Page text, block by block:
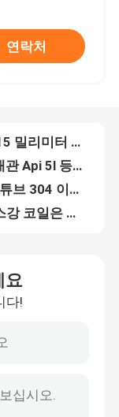
연락처
50x50 40 Ｘ 40 20x20 앵글 스틸 단면 연강 Ｌ 형상 Q195 Q420
유연한 알루니늄 합금 시트 플레이트 GB JIS DIN ASTM 규격 장식적 알루미늄 스트립
놋쇠로 만든 냉각 압연 구리 시트 코일 C12200 C11000 C110 C106
기 고온 침지 직류 전기로 자극된 무계목 강관 1 인치 1.25 인치 3 인치
요
다!